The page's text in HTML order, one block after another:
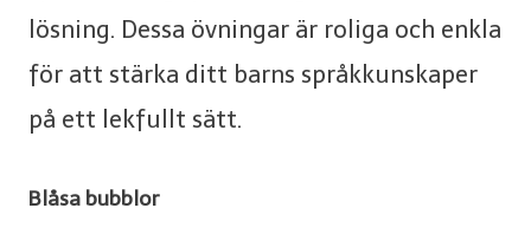
lösning. Dessa övningar är roliga och enkla
för att stärka ditt barns språkkunskaper
på ett lekfullt sätt.
Blåsa bubblor